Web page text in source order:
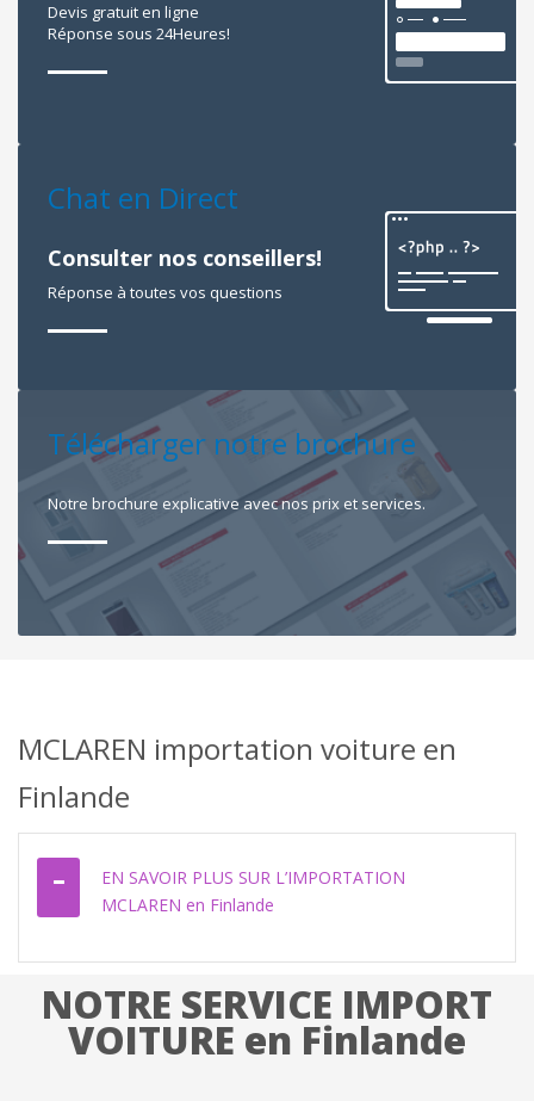
Devis gratuit en ligne
Réponse sous 24Heures!
Chat en Direct
Consulter nos conseillers!
Réponse à toutes vos questions
Télécharger notre brochure
Notre brochure explicative avec nos prix et services.
MCLAREN importation voiture en
Finlande
EN SAVOIR PLUS SUR L’IMPORTATION
MCLAREN en Finlande
NOTRE SERVICE IMPORT
VOITURE en Finlande